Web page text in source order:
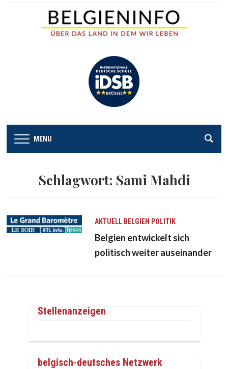
MENU
Schlagwort: Sami Mahdi
AKTUELL BELGIEN POLITIK
Belgien entwickelt sich
politisch weiter auseinander
Stellenanzeigen
belgisch-deutsches Netzwerk